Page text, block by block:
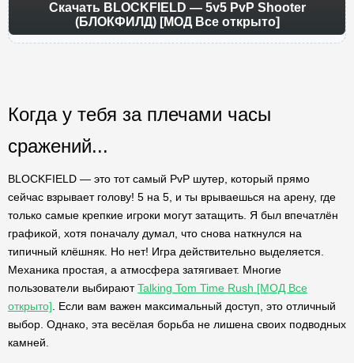
Скачать BLOCKFIELD — 5v5 PvP Shooter
(БЛОКФИЛД) [МОД Все открыто]
Когда у тебя за плечами часы
сражений...
BLOCKFIELD — это тот самый PvP шутер, который прямо
сейчас взрывает голову! 5 на 5, и ты врываешься на арену, где
только самые крепкие игроки могут затащить. Я был впечатлён
графикой, хотя поначалу думал, что снова наткнулся на
типичный клёшняк. Но нет! Игра действительно выделяется.
Механика простая, а атмосфера затягивает. Многие
пользователи выбираютTalking Tom Time Rush [МОД Все
открыто] . Если вам важен максимальный доступ, это отличный
выбор. Однако, эта весёлая борьба не лишена своих подводных
камней.